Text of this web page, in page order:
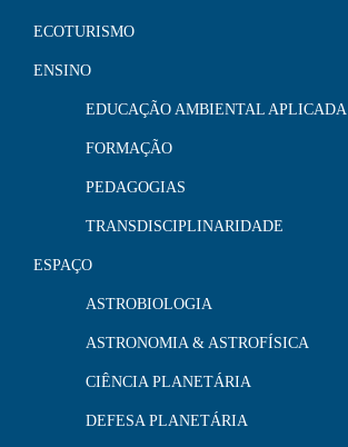
ECOTURISMO
ENSINO
EDUCAÇÃO AMBIENTAL APLICADA
FORMAÇÃO
PEDAGOGIAS
TRANSDISCIPLINARIDADE
ESPAÇO
ASTROBIOLOGIA
ASTRONOMIA & ASTROFÍSICA
CIÊNCIA PLANETÁRIA
DEFESA PLANETÁRIA